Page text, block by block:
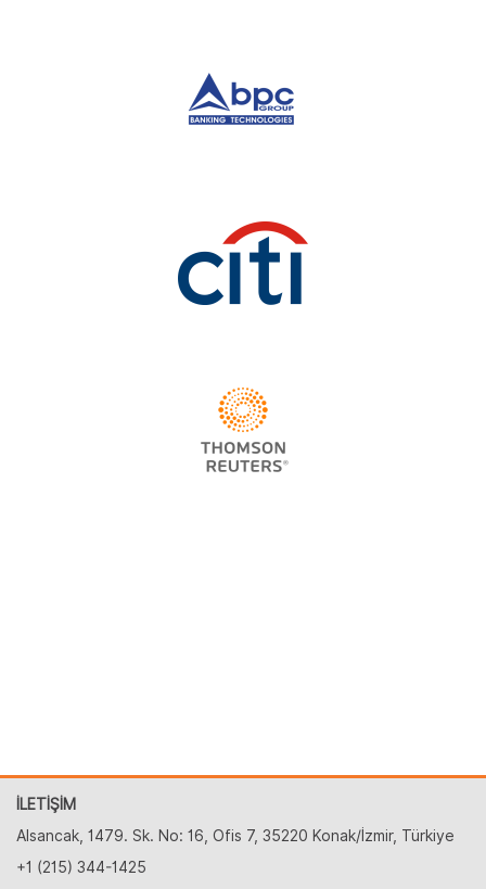
İLETİŞİM
Alsancak, 1479. Sk. No: 16, Ofis 7, 35220 Konak/İzmir, Türkiye
+1 (215) 344-1425